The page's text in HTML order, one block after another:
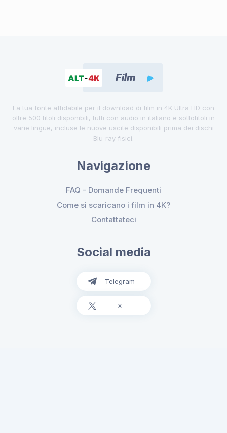
La tua fonte affidabile per il download di film in 4K Ultra HD con
oltre 500 titoli disponibili, tutti con audio in italiano e sottotitoli in
varie lingue, incluse le nuove uscite disponibili prima dei dischi
Blu-ray fisici.
Navigazione
FAQ - Domande Frequenti
Come si scaricano i film in 4K?
Contattateci
Social media
Telegram
X